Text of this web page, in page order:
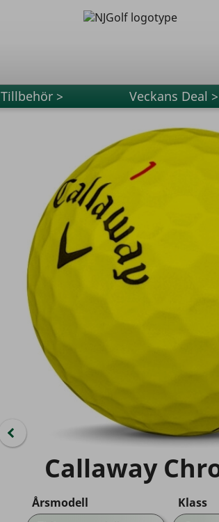
Tillbehör > Veckans Deal >
Callaway
Årsmodell
Klass